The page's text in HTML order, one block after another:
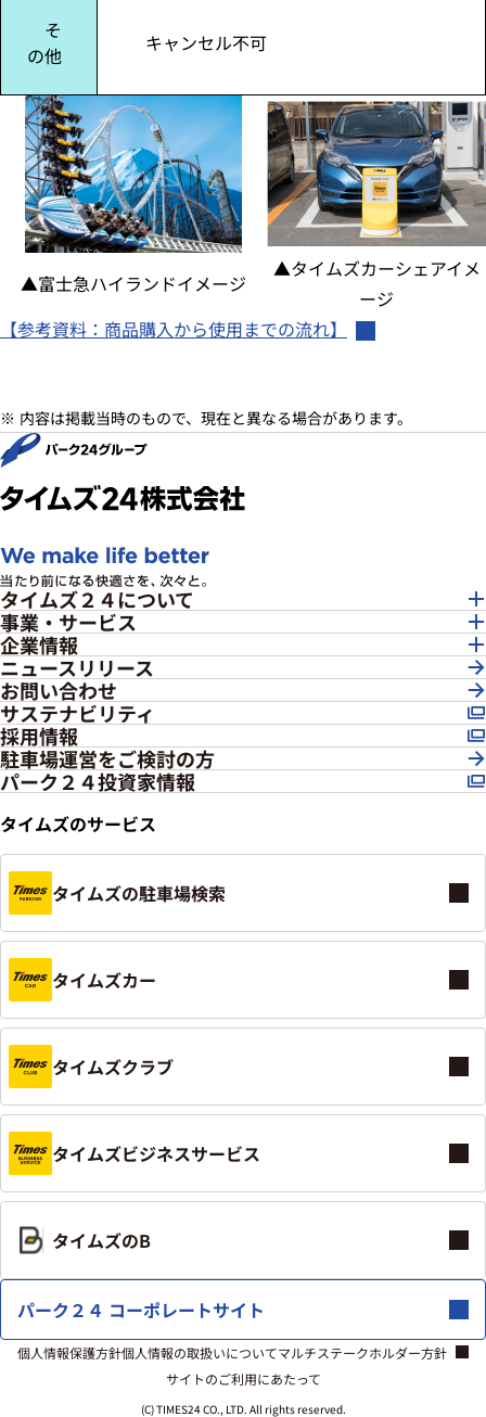
そ
の他
キャンセル不可
▲富士急ハイランドイメージ
▲タイムズカーシェアイメ
ージ
【参考資料：商品購入から使用までの流れ】
内容は掲載当時のもので、現在と異なる場合があります。
タイムズ２４について
事業・サービス
企業情報
ニュースリリース
お問い合わせ
サステナビリティ
採用情報
駐車場運営をご検討の方
パーク２４投資家情報
タイムズのサービス
タイムズの駐車場検索
タイムズカー
タイムズクラブ
タイムズビジネスサービス
タイムズのB
パーク２４ コーポレートサイト
個人情報保護方針個人情報の取扱いについてマルチステークホルダー方針
サイトのご利用にあたって
(C) TIMES24 CO., LTD. All rights reserved.